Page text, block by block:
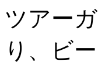
ツアー
り、ビ